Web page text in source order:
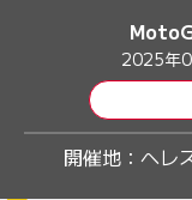
2025年
開催地： ヘレ